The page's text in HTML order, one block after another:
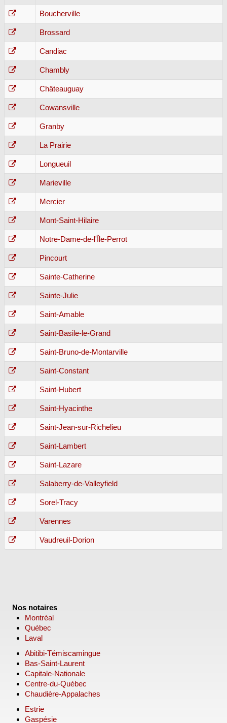
Boucherville
Brossard
Candiac
Chambly
Châteauguay
Cowansville
Granby
La Prairie
Longueuil
Marieville
Mercier
Mont-Saint-Hilaire
Notre-Dame-de-l'Île-Perrot
Pincourt
Sainte-Catherine
Sainte-Julie
Saint-Amable
Saint-Basile-le-Grand
Saint-Bruno-de-Montarville
Saint-Constant
Saint-Hubert
Saint-Hyacinthe
Saint-Jean-sur-Richelieu
Saint-Lambert
Saint-Lazare
Salaberry-de-Valleyfield
Sorel-Tracy
Varennes
Vaudreuil-Dorion
Nos notaires
Montréal
Québec
Laval
Abitibi-Témiscamingue
Bas-Saint-Laurent
Capitale-Nationale
Centre-du-Québec
Chaudière-Appalaches
Estrie
Gaspésie